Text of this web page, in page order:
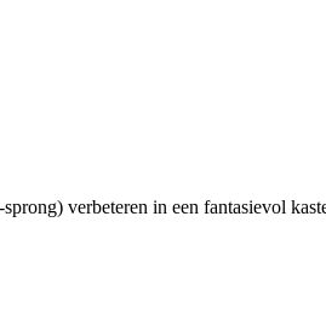
verbeteren in een fantasievol